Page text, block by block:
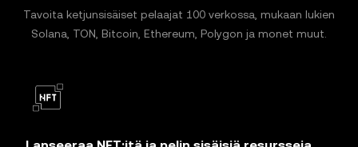
Tavoita ketjunsisäiset pelaajat 100 verkossa, mukaan lukien
Solana, TON, Bitcoin, Ethereum, Polygon ja monet muut.